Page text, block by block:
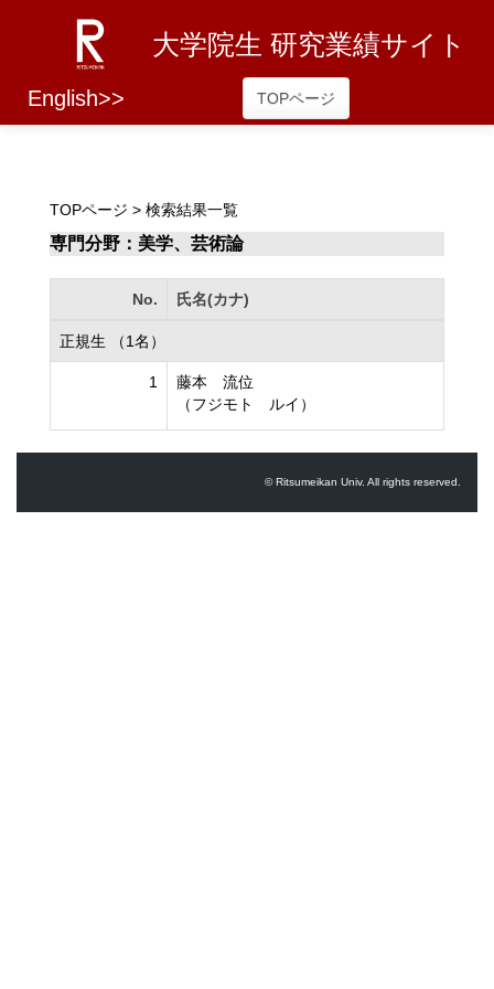
大学院生 研究業績サイト
English>> TOPページ
TOPページ > 検索結果一覧
専門分野：美学、芸術論
No. 氏名(カナ)
正規生 （1名）
1
藤本 流位
（フジモト ルイ）
© Ritsumeikan Univ. All rights reserved.